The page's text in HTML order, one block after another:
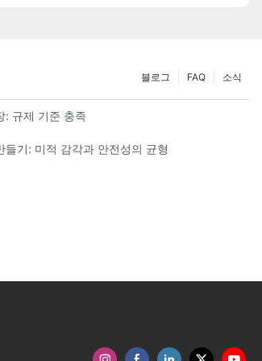
소식
FAQ
블로그
: 규제 기준 충족
들기: 미적 감각과 안전성의 균형